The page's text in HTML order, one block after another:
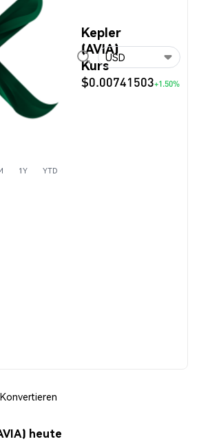
Kepler
(AVIA)
Kurs
$0.00741503+1.50%
USD
1Y YTD
Konvertieren
heute